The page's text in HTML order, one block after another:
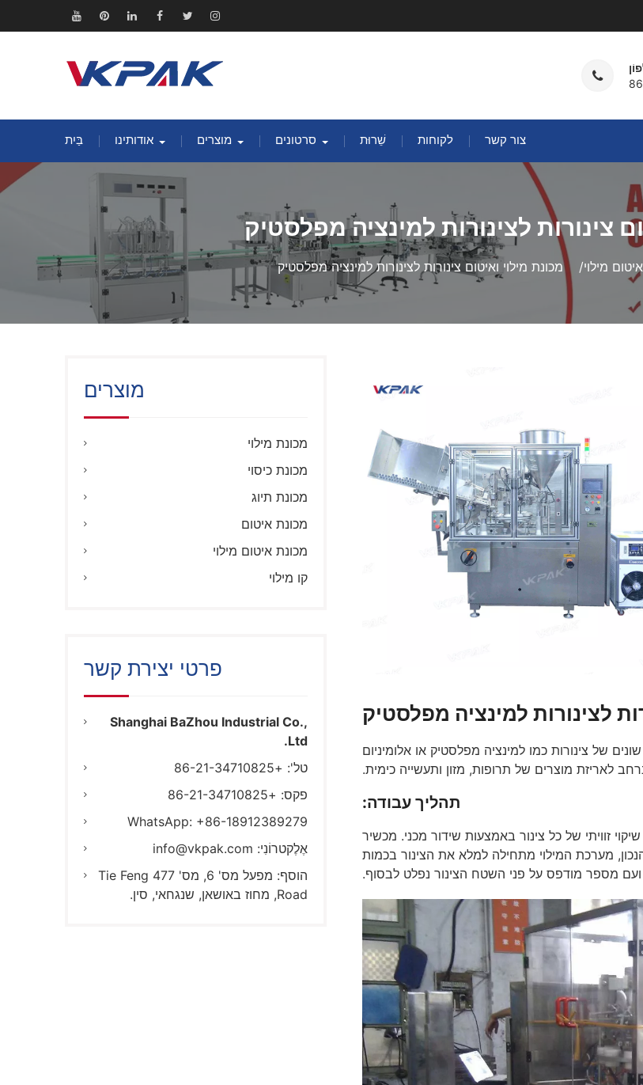
יוטיוב
פינטרסטלינקדאיןפייסבוקלְצַפְצֵף
אינסטגרם
בַּיִת אודותינו מוצרים סרטונים שֵׁרוּת לקוחות צור קשר
צינורות לצינורות למינציה מפלסטיק
מילוי מכונת מילוי ואיטום צינורות לצינורות למינציה מפלסטיק
לצינורות למינציה מפלסטיק
של צינורות כמו למינציה מפלסטיק או אלומיניום
לאריזת מוצרים של תרופות, מזון ותעשייה כימית.
תהליך עבודה:
זוויתי של כל צינור באמצעות שידור מכני. מכשיר
מערכת המילוי מתחילה למלא את הצינור בכמות
ועם מספר מודפס על פני השטח הצינור נפלט לבסוף.
מוצרים
מכונת מילוי
מכונת כיסוי
מכונת תיוג
מכונת איטום
מכונת איטום מילוי
קו מילוי
פרטי יצירת קשר
Shanghai BaZhou Industrial Co.,
Ltd.
טל': +86-21-34710825
פקס: +86-21-34710825
WhatsApp: +86-18912389279
אֶלֶקטרוֹנִי: info@vkpak.com
הוסף: מפעל מס' 6, מס' 477 Tie Feng
Road, מחוז באושאן, שנגחאי, סין.